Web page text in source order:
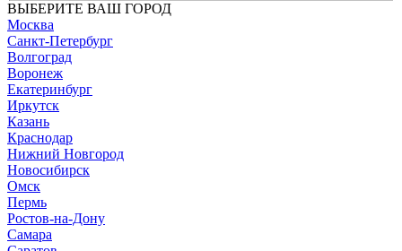
ВЫБЕРИТЕ ВАШ ГОРОД
Москва
Санкт-Петербург
Волгоград
Воронеж
Екатеринбург
Иркутск
Казань
Краснодар
Нижний Новгород
Новосибирск
Омск
Пермь
Ростов-на-Дону
Самара